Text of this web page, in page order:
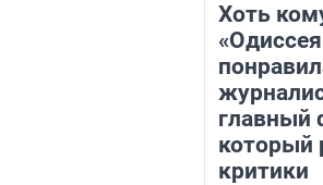
Хоть
главный
который
критики